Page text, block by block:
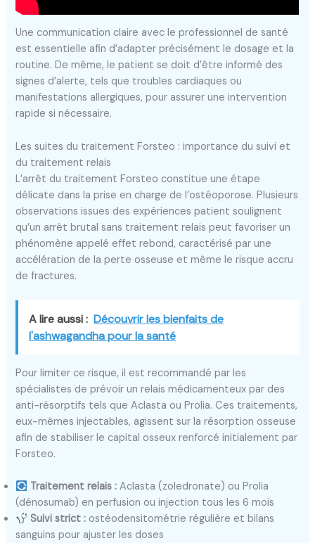
Une communication claire avec le professionnel de santé
est essentielle afin d’adapter précisément le dosage et la
routine. De même, le patient se doit d’être informé des
signes d’alerte, tels que troubles cardiaques ou
manifestations allergiques, pour assurer une intervention
rapide si nécessaire.
Les suites du traitement Forsteo : importance du suivi et
du traitement relais
L’arrêt du traitement Forsteo constitue une étape
délicate dans la prise en charge de l’ostéoporose. Plusieurs
observations issues des expériences patient soulignent
qu’un arrêt brutal sans traitement relais peut favoriser un
phénomène appelé effet rebond, caractérisé par une
accélération de la perte osseuse et même le risque accru
de fractures.
A lire aussi : Découvrir les bienfaits de
l'ashwagandha pour la santé
Pour limiter ce risque, il est recommandé par les
spécialistes de prévoir un relais médicamenteux par des
anti-résorptifs tels que Aclasta ou Prolia. Ces traitements,
eux-mêmes injectables, agissent sur la résorption osseuse
afin de stabiliser le capital osseux renforcé initialement par
Forsteo.
Traitement relais : Aclasta (zoledronate) ou Prolia
(dénosumab) en perfusion ou injection tous les 6 mois
Suivi strict : ostéodensitométrie régulière et bilans
sanguins pour ajuster les doses